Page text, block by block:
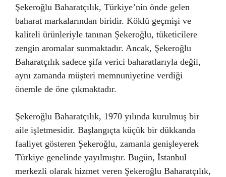
Şekeroğlu Baharatçılık, Türkiye’nin önde gelen
baharat markalarından biridir. Köklü geçmişi ve
kaliteli ürünleriyle tanınan Şekeroğlu, tüketicilere
zengin aromalar sunmaktadır. Ancak, Şekeroğlu
Baharatçılık sadece şifa verici baharatlarıyla değil,
aynı zamanda müşteri memnuniyetine verdiği
önemle de öne çıkmaktadır.
Şekeroğlu Baharatçılık, 1970 yılında kurulmuş bir
aile işletmesidir. Başlangıçta küçük bir dükkanda
faaliyet gösteren Şekeroğlu, zamanla genişleyerek
Türkiye genelinde yayılmıştır. Bugün, İstanbul
merkezli olarak hizmet veren Şekeroğlu Baharatçılık,